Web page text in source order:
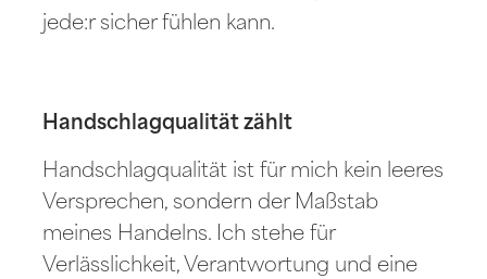
jede:r sicher fühlen kann.
Handschlagqualität zählt
Handschlagqualität ist für mich kein leeres
Versprechen, sondern der Maßstab
meines Handelns. Ich stehe für
Verlässlichkeit, Verantwortung und eine